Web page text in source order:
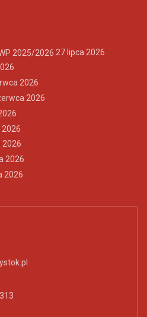
2025/2026 27 lipca 2026
2026
2026
2026
2026
2026
2026